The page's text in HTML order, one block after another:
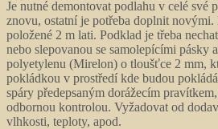
Je nutné demontovat podlahu v celé
znovu, ostatní je potřeba doplnit
položené 2 m lati. Podklad je třeba
nebo slepovanou se samolepícími
polyetylenu (Mirelon) o tloušťce 2 mm,
pokládkou v prostředí kde budou
spáry předepsaným dorážecím
odbornou kontrolou. Vyžadovat od
vlhkosti, teploty, apod.